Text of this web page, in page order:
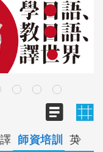
師資培訓 英語